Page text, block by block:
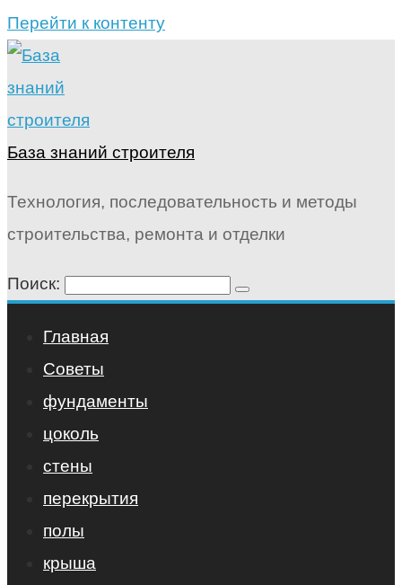
Перейти к контенту
База знаний строителя
Технология, последовательность и методы
строительства, ремонта и отделки
Поиск:
Главная
Советы
фундаменты
цоколь
стены
перекрытия
полы
крыша